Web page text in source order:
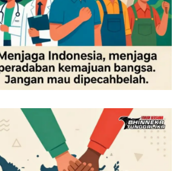
royalti.
BeritaHariIni
BeritaTerkini
IndoXXI
LK21
dan IndoXXI
LK21 dan IndoXX1
dan IndoXXI